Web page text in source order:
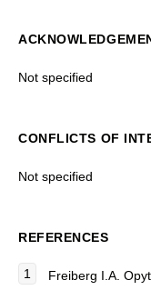
Not specified
CONFLICTS OF
Not specified
REFERENCES
Freiberg I.A.